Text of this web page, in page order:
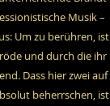
Musik –
Um zu berühren, ist
und durch die ihr
Dass hier zwei auf
beherrschen, ist